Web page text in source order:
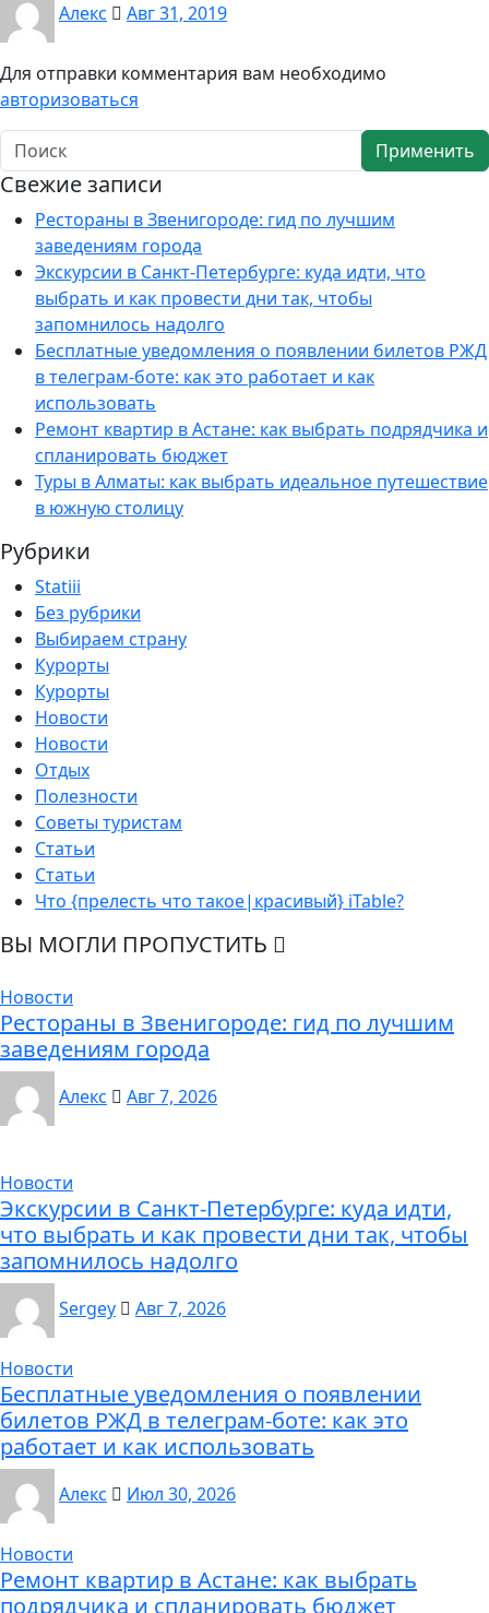
Алекс Авг 31, 2019
Для отправки комментария вам необходимо
авторизоваться
Применить
Свежие записи
Рестораны в Звенигороде: гид по лучшим
заведениям города
Экскурсии в Санкт-Петербурге: куда идти, что
выбрать и как провести дни так, чтобы
запомнилось надолго
Бесплатные уведомления о появлении билетов РЖД
в телеграм-боте: как это работает и как
использовать
Ремонт квартир в Астане: как выбрать подрядчика и
спланировать бюджет
Туры в Алматы: как выбрать идеальное путешествие
в южную столицу
Рубрики
Statiii
Без рубрики
Выбираем страну
Курорты
Курорты
Новости
Новости
Отдых
Полезности
Советы туристам
Статьи
Статьи
Что {прелесть что такое|красивый} iTable?
ВЫ МОГЛИ ПРОПУСТИТЬ
Новости
Рестораны в Звенигороде: гид по лучшим
заведениям города
Алекс Авг 7, 2026
Новости
Экскурсии в Санкт-Петербурге: куда идти,
что выбрать и как провести дни так, чтобы
запомнилось надолго
Sergey Авг 7, 2026
Новости
Бесплатные уведомления о появлении
билетов РЖД в телеграм-боте: как это
работает и как использовать
Алекс Июл 30, 2026
Новости
Ремонт квартир в Астане: как выбрать
подрядчика и спланировать бюджет